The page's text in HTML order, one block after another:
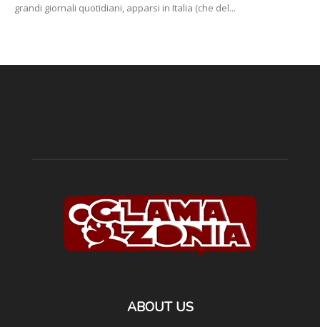
grandi giornali quotidiani, apparsi in Italia (che del...
ABOUT US